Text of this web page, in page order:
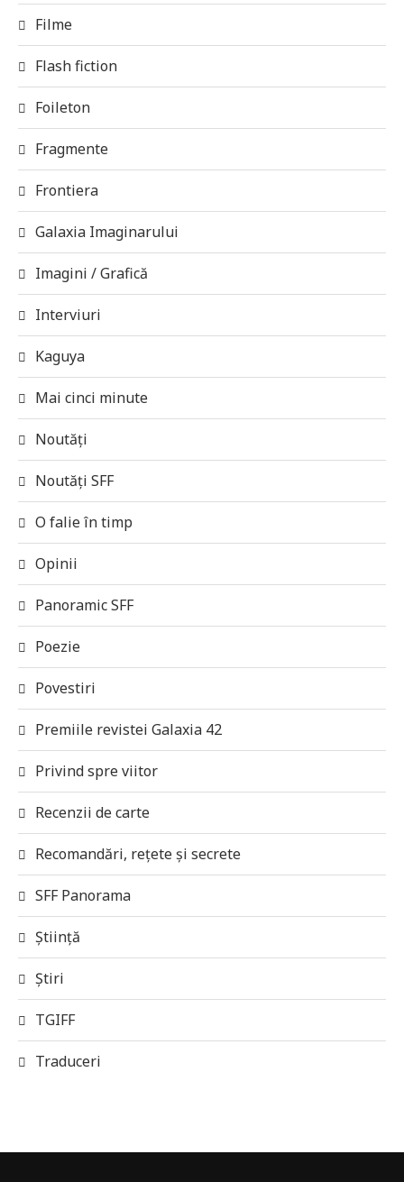
Filme
Flash fiction
Foileton
Fragmente
Frontiera
Galaxia Imaginarului
Imagini / Grafică
Interviuri
Kaguya
Mai cinci minute
Noutăți
Noutăți SFF
O falie în timp
Opinii
Panoramic SFF
Poezie
Povestiri
Premiile revistei Galaxia 42
Privind spre viitor
Recenzii de carte
Recomandări, rețete și secrete
SFF Panorama
Știință
Știri
TGIFF
Traduceri